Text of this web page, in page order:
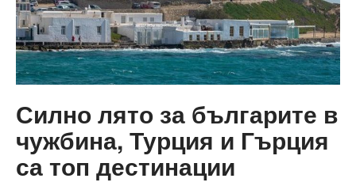
Силно лято за българите в
чужбина, Турция и Гърция
са топ дестинации